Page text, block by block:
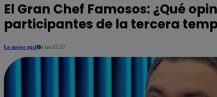
El Gran Chef Famosos: ¿Qué
participantes de la tercera
Lo mejor egcf a las 15:52